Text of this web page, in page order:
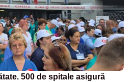
500 de spitale asigură